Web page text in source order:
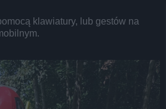
klawiatury, lub gestów na